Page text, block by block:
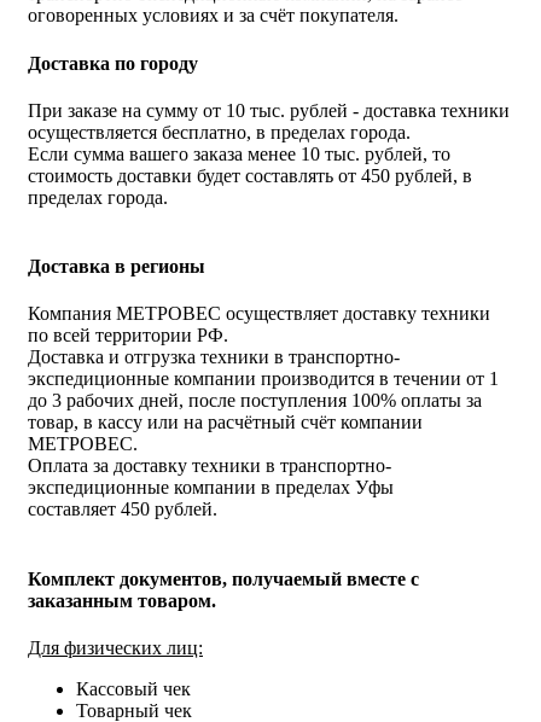
оговоренных условиях и за счёт покупателя.
Доставка по городу
При заказе на сумму от 10 тыс. рублей - доставка техники
осуществляется бесплатно, в пределах города.
Если сумма вашего заказа менее 10 тыс. рублей, то
стоимость доставки будет составлять от 450 рублей, в
пределах города.
Доставка в регионы
Компания МЕТРОВЕС осуществляет доставку техники
по всей территории РФ.
Доставка и отгрузка техники в транспортно-
экспедиционные компании производится в течении от 1
до 3 рабочих дней, после поступления 100% оплаты за
товар, в кассу или на расчётный счёт компании
МЕТРОВЕС.
Оплата за доставку техники в транспортно-
экспедиционные компании в пределах Уфы
составляет 450 рублей.
Комплект документов, получаемый вместе с
заказанным товаром.
Для физических лиц:
Кассовый чек
Товарный чек